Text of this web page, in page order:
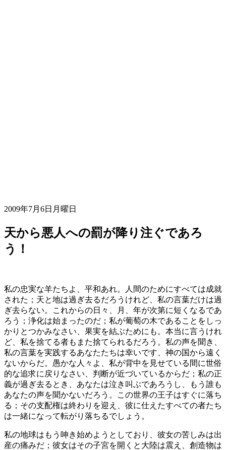
2009年7月6日月曜日
天から悪人への罰が降り注ぐであろ
う！
私の忠実な羊たちよ、平和あれ。人間のためにすべては成就
された；天と地は過ぎ去るだろうけれど、私の言葉だけは過
ぎ去らない。これからの日々、月、年が次第に短くなるであ
ろう；浄化は始まったのだ；私が葡萄の木であることをしっ
かりとつかみなさい、果実を結ぶためにも。本当に言うけれ
ど、私を捨てる者もまた捨てられるだろう。私の声を聞き、
私の言葉を実践するあなたたちは幸いです、神の国から遠く
ないからだ。愚かな人々よ、私が背中を見せている間に世俗
的な追求に戻りなさい、判断が近づいているからだ；私の正
義が過ぎ去るとき、あなたは泣き叫ぶであろうし、もう誰も
あなたの声を聞かないだろう。この世界の王子はすぐに落ち
る；その支配権は終わりを迎え、彼に仕えたすべての者たち
は一緒になって転がり落ちるでしょう。
私の地球はもう呻き始めようとしており、彼女の苦しみは出
産の痛みだ；彼女はその子宮を開くと大陸は震え、創造物は